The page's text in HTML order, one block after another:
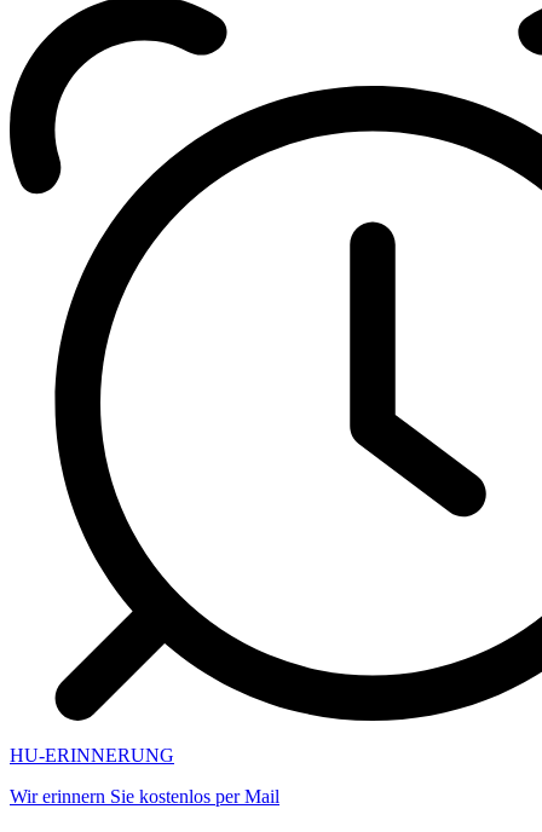
HU-ERINNERUNG
Wir erinnern Sie kostenlos per Mail